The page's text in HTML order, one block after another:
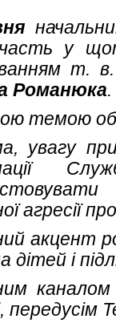
у
т. в.
Романюка.
темою
увагу
агресії
акцент
дітей і
передусім